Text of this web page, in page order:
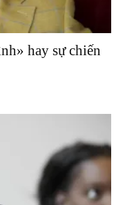
hay sự chiến